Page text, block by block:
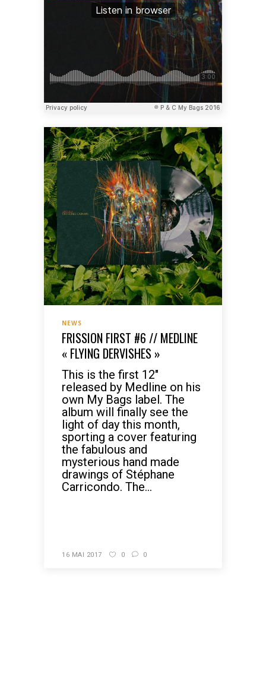
NEWS
FRISSION FIRST #6 // MEDLINE
« FLYING DERVISHES »
This is the first 12″
released by Medline on his
own My Bags label. The
album will finally see the
light of day this month,
sporting a cover featuring
the fabulous and
mysterious hand made
drawings of Stéphane
Carricondo. The...
16 MAI 2017 0 0